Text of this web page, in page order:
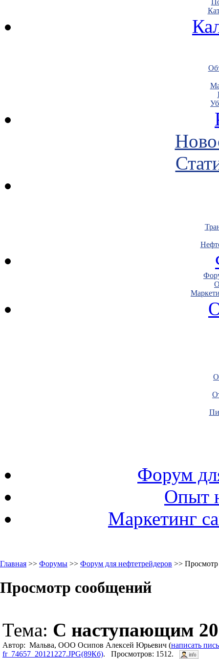
Форум
Опыт
Маркетинг
Главная >> Форумы >> Форум для нефтетрейдеров >>
Просмотр сообщений
Тема: С наступающим
Автор: Мальва, ООО Осипов Алексей Юрьевич (написать
fr_74657_20121227.JPG(89Кб). Просмотров: 1512.